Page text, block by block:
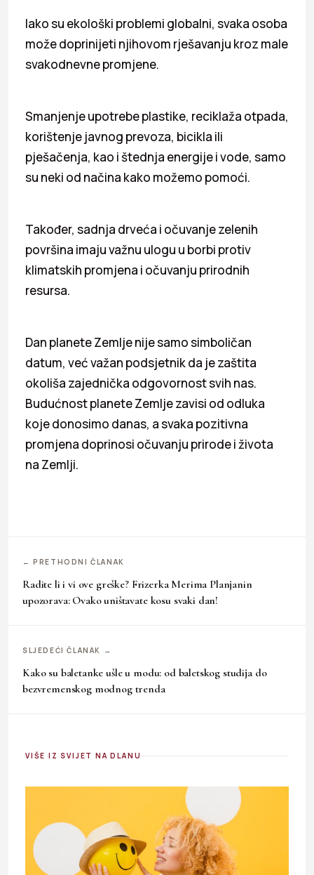
Iako su ekološki problemi globalni, svaka osoba
može doprinijeti njihovom rješavanju kroz male
svakodnevne promjene.
Smanjenje upotrebe plastike, reciklaža otpada,
korištenje javnog prevoza, bicikla ili
pješačenja, kao i štednja energije i vode, samo
su neki od načina kako možemo pomoći.
Također, sadnja drveća i očuvanje zelenih
površina imaju važnu ulogu u borbi protiv
klimatskih promjena i očuvanju prirodnih
resursa.
Dan planete Zemlje nije samo simboličan
datum, već važan podsjetnik da je zaštita
okoliša zajednička odgovornost svih nas.
Budućnost planete Zemlje zavisi od odluka
koje donosimo danas, a svaka pozitivna
promjena doprinosi očuvanju prirode i života
na Zemlji.
← PRETHODNI ČLANAK
Radite li i vi ove greške? Frizerka Merima Planjanin
upozorava: Ovako uništavate kosu svaki dan!
SLJEDEĆI ČLANAK →
Kako su baletanke ušle u modu: od baletskog studija do
bezvremenskog modnog trenda
VIŠE IZ SVIJET NA DLANU